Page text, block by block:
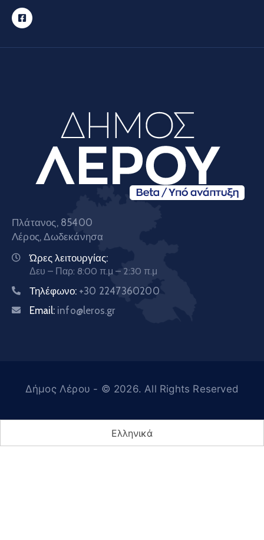
Πλάτανος, 85400
Λέρος, Δωδεκάνησα
Ώρες λειτουργίας:
Δευ – Παρ: 8:00 π.μ – 2:30 π.μ
Τηλέφωνο: +30 2247360200
Email: info@leros.gr
Δήμος Λέρου - © 2026. All Rights Reserved
Ελληνικά